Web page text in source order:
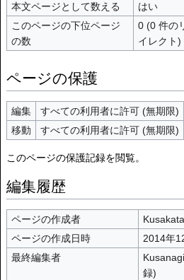
本文ページとして数える
はい
このページの下位ページ
の数
0 (0 件の
イレクト)
ページの保護
編集
すべての利用者に許可 (無期限)
移動
すべての利用者に許可 (無期限)
このページの保護記録を閲覧。
編集履歴
ページの作成者 Kusakata
ページの作成日時
2014年
最終編集者
録)